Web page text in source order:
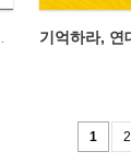
1 2